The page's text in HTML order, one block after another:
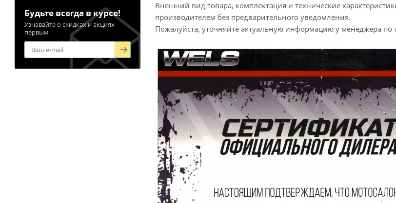
Внешний вид товара, комплектация и технические
производителем без предварительного уведомления.
Пожалуйста, уточняйте актуальную информацию у менеджера по
Будьте всегда в курсе!
Узнавайте о скидках и акциях
первым